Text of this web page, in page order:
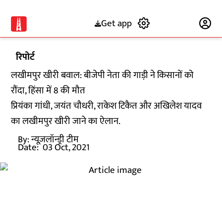
Get app
रिपोर्ट
लखीमपुर खीरी बवाल: बीजेपी नेता की गाड़ी ने किसानों को
रौंदा, हिंसा में 8 की मौत
प्रियंका गांधी, जयंत चौधरी, राकेश टिकैत और अखिलेश यादव
का लखीमपुर खीरी जाने का ऐलान.
By:न्यूज़लॉन्ड्री टीम
Date: 03 Oct, 2021